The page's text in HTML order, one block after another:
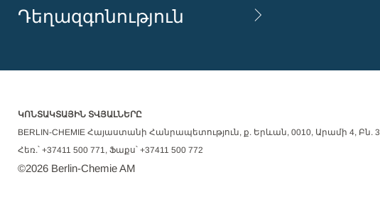
Դեղազգոնություն
ԿՈՆՏԱԿՏԱՅԻՆ ՏՎՅԱԼՆԵՐԸ
BERLIN-CHEMIE Հայաստանի Հանրապետություն, ք. Երևան, 0010, Արամի 4, Բն. 3
Հեռ.՝ +37411 500 771, Ֆաքս՝ +37411 500 772
©2026 Berlin-Chemie AM